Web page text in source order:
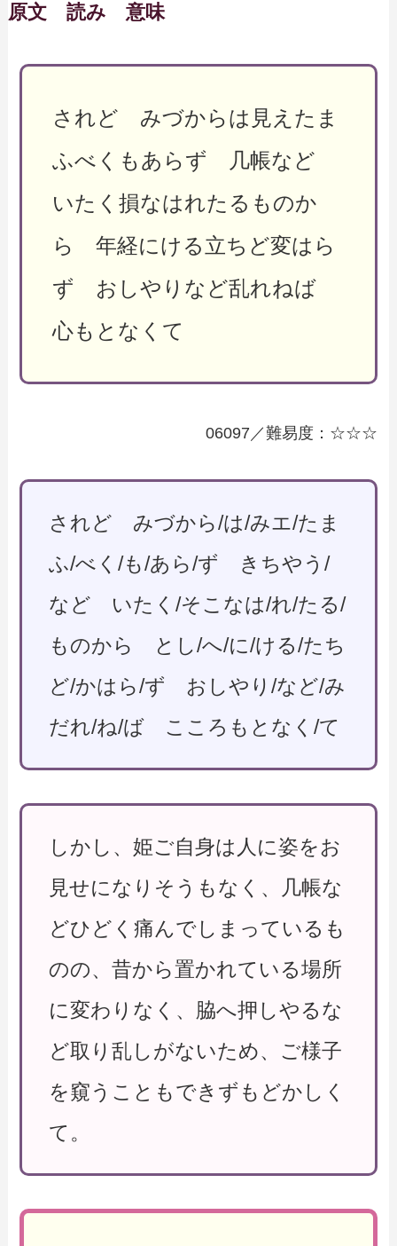
原文 読み 意味
されど みづからは見えたま
ふべくもあらず 几帳など
いたく損なはれたるものか
ら 年経にける立ちど変はら
ず おしやりなど乱れねば
心もとなくて
06097／難易度：☆☆☆
されど みづから/は/みエ/たま
ふ/べく/も/あら/ず きちやう/
など いたく/そこなは/れ/たる/
ものから とし/へ/に/ける/たち
ど/かはら/ず おしやり/など/み
だれ/ね/ば こころもとなく/て
しかし、姫ご自身は人に姿をお
見せになりそうもなく、几帳な
どひどく痛んでしまっているも
のの、昔から置かれている場所
に変わりなく、脇へ押しやるな
ど取り乱しがないため、ご様子
を窺うこともできずもどかしく
て。